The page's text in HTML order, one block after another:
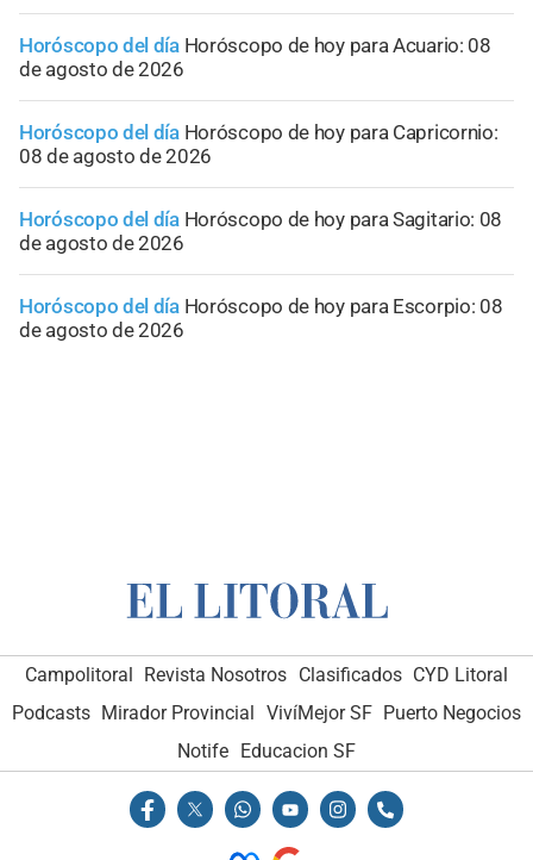
Horóscopo del día Horóscopo de hoy para Acuario: 08
de agosto de 2026
Horóscopo del día Horóscopo de hoy para Capricornio:
08 de agosto de 2026
Horóscopo del día Horóscopo de hoy para Sagitario: 08
de agosto de 2026
Horóscopo del día Horóscopo de hoy para Escorpio: 08
de agosto de 2026
Campolitoral Revista Nosotros Clasificados CYD Litoral
Podcasts Mirador Provincial VivíMejor SF Puerto Negocios
Notife
Educacion SF